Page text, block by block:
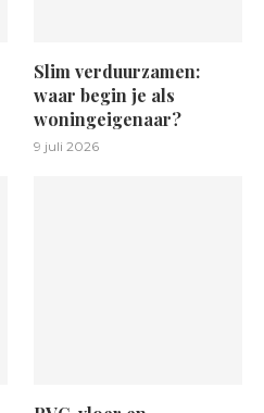
Slim verduurzamen:
waar begin je als
woningeigenaar?
9 juli 2026